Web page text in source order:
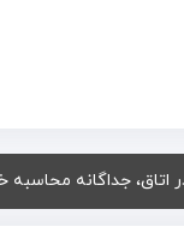
اتاق، جداگانه